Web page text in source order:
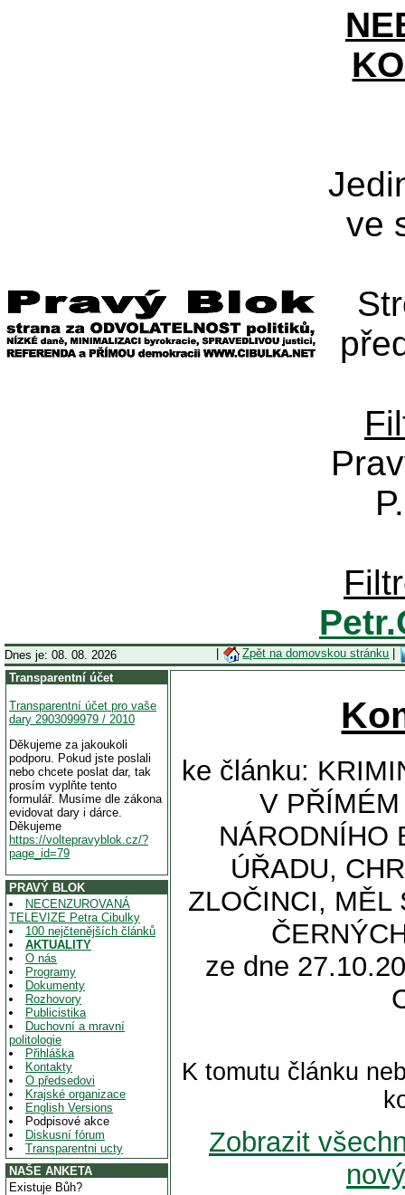
ve
Dnes je: 08. 08. 2026 Zpět na domovskou stránku
Transparentní účet
Transparentní účet pro vaše
dary 2903099979 / 2010
Děkujeme za jakoukoli
podporu. Pokud jste poslali
nebo chcete poslat dar, tak
prosím vyplňte tento
formulář. Musíme dle zákona
evidovat dary i dárce.
Děkujeme
https://voltepravyblok.cz/?
page_id=79
PRAVÝ BLOK
NECENZUROVANÁ
TELEVIZE Petra Cibulky
100 nejčtenějších článků
AKTUALITY
O nás
Programy
Dokumenty
Rozhovory
Publicistika
Duchovní a mravní
politologie
Přihláška
Kontakty
O předsedovi
Krajské organizace
English Versions
Podpisové akce
Diskusní fórum
Transparentni ucty
NAŠE ANKETA
Existuje Bůh?
ke článku:
V
NÁRODNÍHO
ÚŘADU,
ZLOČINCI, MĚL
ze dne
K tomutu článku
Zobrazit